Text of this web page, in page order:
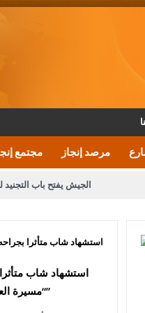
مجتمع مرصد إنجاز
الجيش يفتح باب
رؤساء تحرير الصحف اليومية
الملك يلتقي
استشهاد شاب
“مسيرة العودة”